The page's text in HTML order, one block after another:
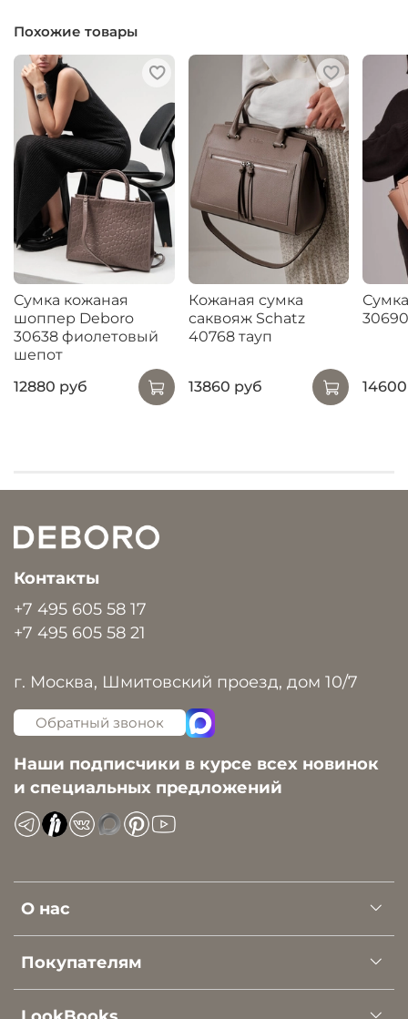
Похожие товары
Сумка кожаная
шоппер Deboro
30638 фиолетовый
шепот
12880 руб
Кожаная сумка
саквояж Schatz
40768 тауп
13860 руб
О нас
Покупателям
Контакты
+7 495 605 58 17
+7 495 605 58 21
г. Москва, Шмитовский проезд, дом 10/7
Обратный звонок
Наши подписчики в курсе всех новинок
и специальных предложений